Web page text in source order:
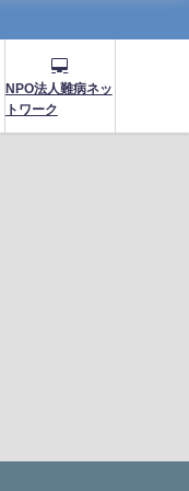
NPO法人難病ネッ
トワーク